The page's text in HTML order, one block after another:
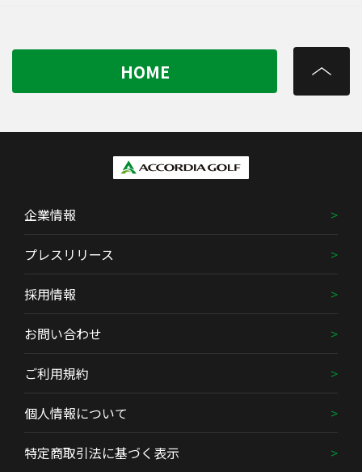
HOME
企業情報
プレスリリース
採用情報
お問い合わせ
ご利用規約
個人情報について
特定商取引法に基づく表示